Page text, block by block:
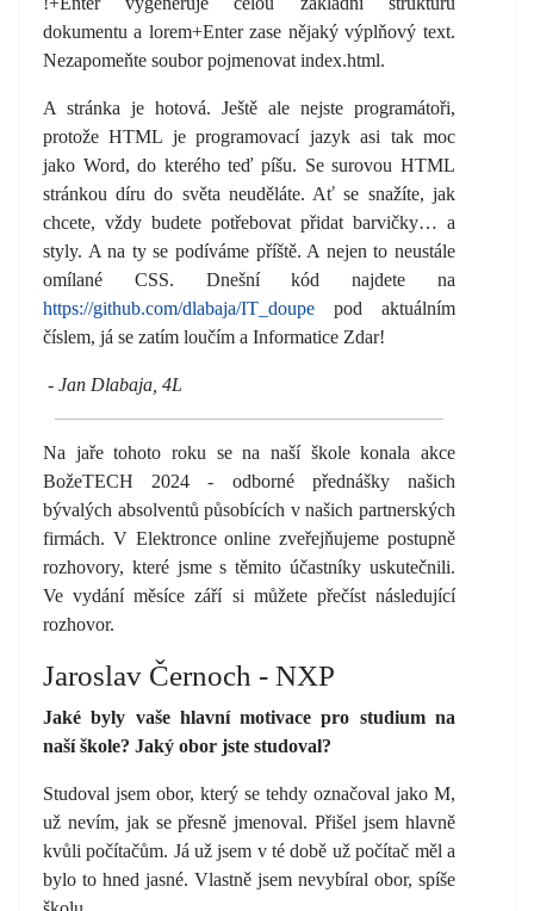
dokumentu a lorem+Enter zase nějaký výplňový text.
Nezapomeňte soubor pojmenovat index.html.
A stránka je hotová. Ještě ale nejste programátoři,
protože HTML je programovací jazyk asi tak moc
jako Word, do kterého teď píšu. Se surovou HTML
stránkou díru do světa neuděláte. Ať se snažíte, jak
chcete, vždy budete potřebovat přidat barvičky… a
styly. A na ty se podíváme příště. A nejen to neustále
omílané CSS. Dnešní kód najdete na
https://github.com/dlabaja/IT_doupe pod aktuálním
číslem, já se zatím loučím a Informatice Zdar!
- Jan Dlabaja, 4L
Na jaře tohoto roku se na naší škole konala akce
BožeTECH 2024 - odborné přednášky našich
bývalých absolventů působících v našich partnerských
firmách. V Elektronce online zveřejňujeme postupně
rozhovory, které jsme s těmito účastníky uskutečnili.
Ve vydání měsíce září si můžete přečíst následující
rozhovor.
Jaroslav Černoch - NXP
Jaké byly vaše hlavní motivace pro studium na
naší škole? Jaký obor jste studoval?
Studoval jsem obor, který se tehdy označoval jako M,
už nevím, jak se přesně jmenoval. Přišel jsem hlavně
kvůli počítačům. Já už jsem v té době už počítač měl a
bylo to hned jasné. Vlastně jsem nevybíral obor, spíše